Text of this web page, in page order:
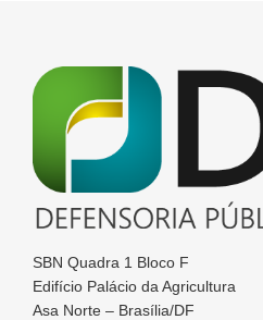
SBN Quadra 1 Bloco F
Edifício Palácio da Agricultura
Asa Norte – Brasília/DF